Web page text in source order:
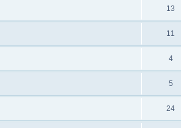
13
11
4
5
24